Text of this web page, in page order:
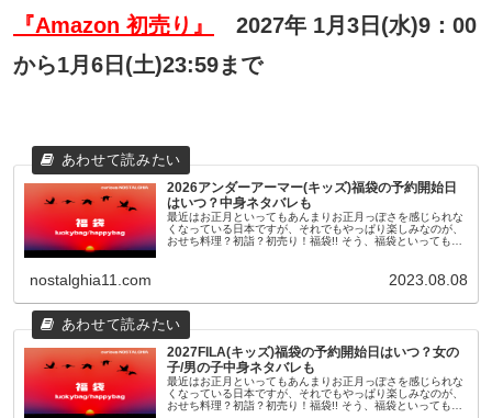
『Amazon 初売り』
2027年 1月3日(水)9：00
から1月6日(土)23:59まで
2026アンダーアーマー(キッズ)福袋の予約開始日
はいつ？中身ネタバレも
最近はお正月といってもあんまりお正月っぽさを感じられな
くなっている日本ですが、それでもやっぱり楽しみなのが、
おせち料理？初詣？初売り！福袋!! そう、福袋といっても最
nostalghia11.com 2023.08.08
2027FILA(キッズ)福袋の予約開始日はいつ？女の
子/男の子中身ネタバレも
最近はお正月といってもあんまりお正月っぽさを感じられな
くなっている日本ですが、それでもやっぱり楽しみなのが、
おせち料理？初詣？初売り！福袋!! そう、福袋といっても最